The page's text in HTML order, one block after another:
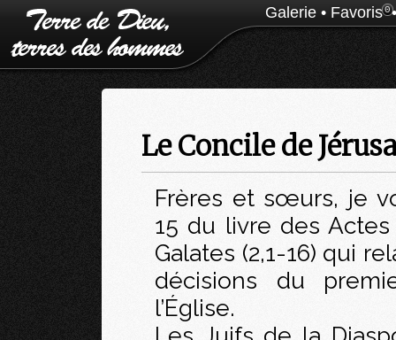
Galerie • Favoris0
Le Concile de
Frères et sœurs, je
15 du livre des
Galates (2,1-16) qui
décisions du
l’Église.